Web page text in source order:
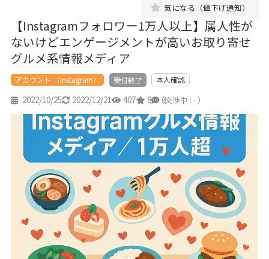
【Instagramフォロワー1万人以上】属人性が
ないけどエンゲージメントが高いお取り寄せ
グルメ系情報メディア
気になる（値下げ通知）
アカウント （Instagram） 受付終了 本人確認
2022/10/25 2022/12/21 407 8 3
（交渉中 : - ）